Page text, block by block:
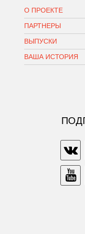
О ПРОЕКТЕ
ПАРТНЕРЫ
ВЫПУСКИ
ВАША ИСТОРИЯ